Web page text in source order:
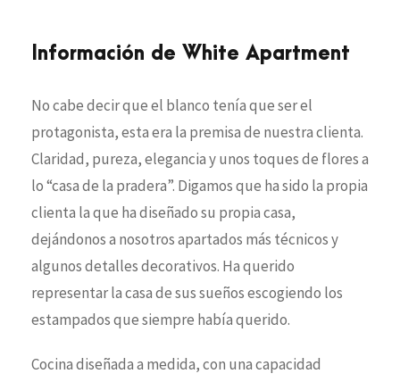
Información de White Apartment
No cabe decir que el blanco tenía que ser el
protagonista, esta era la premisa de nuestra clienta.
Claridad, pureza, elegancia y unos toques de flores a
lo “casa de la pradera”. Digamos que ha sido la propia
clienta la que ha diseñado su propia casa,
dejándonos a nosotros apartados más técnicos y
algunos detalles decorativos. Ha querido
representar la casa de sus sueños escogiendo los
estampados que siempre había querido.
Cocina diseñada a medida, con una capacidad